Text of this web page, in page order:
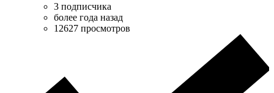
3 подписчика
более года назад
12627 просмотров